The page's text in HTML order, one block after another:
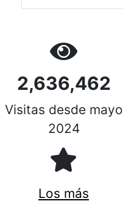
2,636,462
Visitas desde mayo
2024
Los más